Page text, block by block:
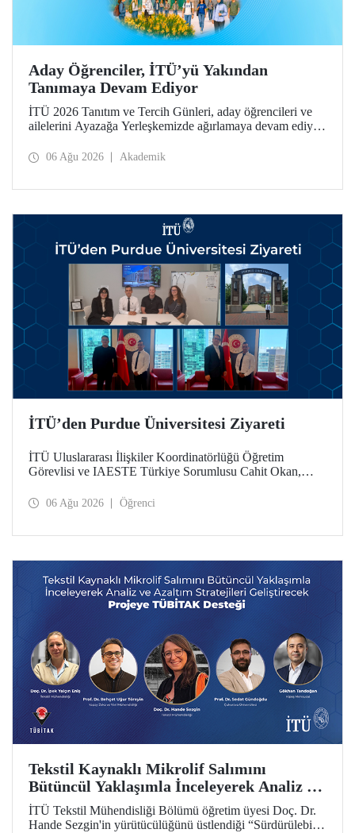
Aday Öğrenciler, İTÜ’yü Yakından
Tanımaya Devam Ediyor
İTÜ 2026 Tanıtım ve Tercih Günleri, aday öğrencileri ve
ailelerini Ayazağa Yerleşkemizde ağırlamaya devam ediyor.
ilgili fakülte ve birimler adaylara bilgi vermeye devam
06 Ağu 2026 Akademik
İTÜ’den Purdue Üniversitesi Ziyareti
İTÜ Uluslararası İlişkiler Koordinatörlüğü Öğretim
Görevlisi ve IAESTE Türkiye Sorumlusu Cahit Okan,
Temmuz tarihlerinde ABD’de dünyanın önde gelen
06 Ağu 2026 Öğrenci
Tekstil Kaynaklı Mikrolif Salımını
Bütüncül Yaklaşımla İnceleyerek Analiz ve
Azaltım Stratejileri Geliştirecek Projeye
TÜBİTAK Desteği
İTÜ Tekstil Mühendisliği Bölümü öğretim üyesi Doç. Dr.
Hande Sezgin'in yürütücülüğünü üstlendiği “Sürdürülebilir